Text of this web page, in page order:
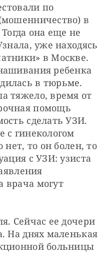
по
в
она еще не
уже находясь
в Москве.
ребенка
в тюрьме.
тяжело, время от
помощь
сделать УЗИ.
с гинекологом
нет, то он болен, то
с УЗИ: узиста
врача могут
Сейчас ее дочери
На днях маленькая
больницы